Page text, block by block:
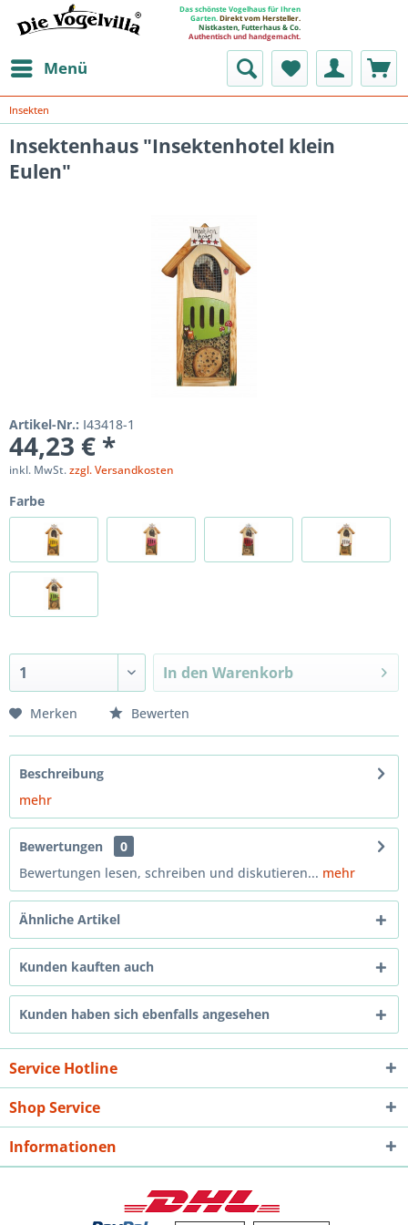
Das schönste Vogelhaus für Ihren
Garten. Direkt vom Hersteller.
Nistkasten, Futterhaus & Co.
Authentisch und handgemacht.
Menü
Insekten
Insektenhaus "Insektenhotel klein
Eulen"
Artikel-Nr.: I43418-1
44,23 € *
inkl. MwSt.zzgl. Versandkosten
Farbe
In den Warenkorb
Merken Bewerten
Beschreibung
mehr
Bewertungen
0
Bewertungen lesen, schreiben und diskutieren... mehr
Ähnliche Artikel
Kunden kauften auch
Kunden haben sich ebenfalls angesehen
Service Hotline
Shop Service
Informationen